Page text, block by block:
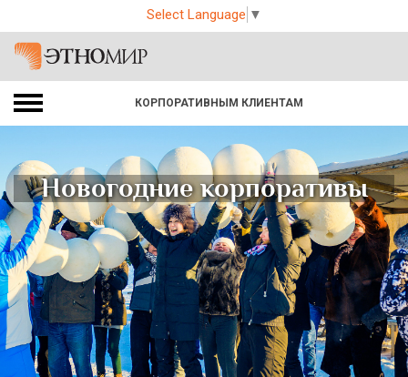
Select Language ▼
КОРПОРАТИВНЫМ КЛИЕНТАМ
Новогодние корпоративы